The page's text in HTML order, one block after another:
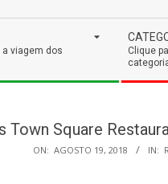
a viagem dos
Clique
Town Square
ON: AGOSTO 19, 2018 IN: